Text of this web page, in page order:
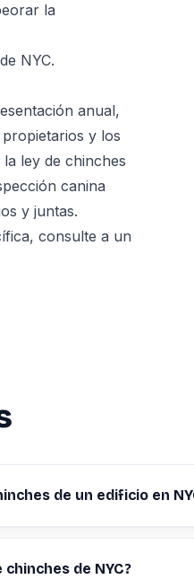
la
NYC.
anual,
y los
la ley de chinches
canina
y juntas.
consulte a un
de un edificio en
de NYC?